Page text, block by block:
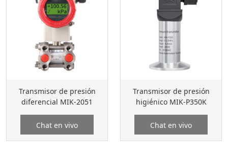
Transmisor de presión
diferencial MIK-2051
Chat en vivo
Transmisor de presión
higiénico MIK-P350K
Chat en vivo